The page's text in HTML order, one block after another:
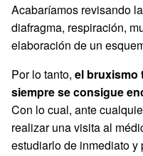
Acabaríamos revisando
diafragma, respiración,
elaboración de un
Por lo tanto, el bruxismo
siempre se consigue
Con lo cual, ante
realizar una visita al
estudiarlo de inmediato y